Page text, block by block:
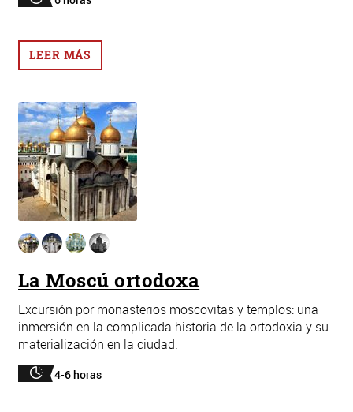
LEER MÁS
La Moscú ortodoxa
Excursión por monasterios moscovitas y templos: una
inmersión en la complicada historia de la ortodoxia y su
materialización en la ciudad.
4-6 horas